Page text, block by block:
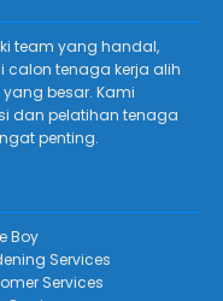
team yang handal,
calon tenaga kerja alih
besar. Kami
dan pelatihan tenaga
penting.
Boy
Services
Services